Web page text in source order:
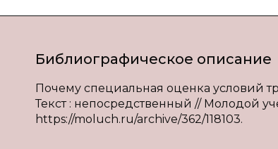
Библиографическое описание
Почему специальная оценка условий
Текст : непосредственный // Молодой
https://moluch.ru/archive/362/118103.